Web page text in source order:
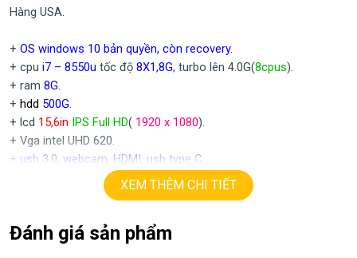
Hàng USA.
+ OS windows 10 bản quyền, còn recovery.
+ cpu i7 – 8550u tốc độ 8X1,8G, turbo lên 4.0G(8cpus).
+ ram 8G.
+ hdd 500G.
+ lcd 15,6in IPS Full HD( 1920 x 1080).
+ Vga intel UHD 620.
+ usb 3.0, webcam, HDMI, usb type C
+ phím chiclet, có đèn bàn phím.
Giá : 14.9tr –Dell inspiron 5570
XEM THÊM CHI TIẾT
Đánh giá sản phẩm